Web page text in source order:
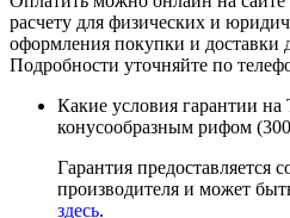
расчету для физических и
оформления покупки и доставки
Подробности уточняйте по
Какие условия гарантии
конусообразным рифом
Гарантия предоставляется
производителя и может
здесь.